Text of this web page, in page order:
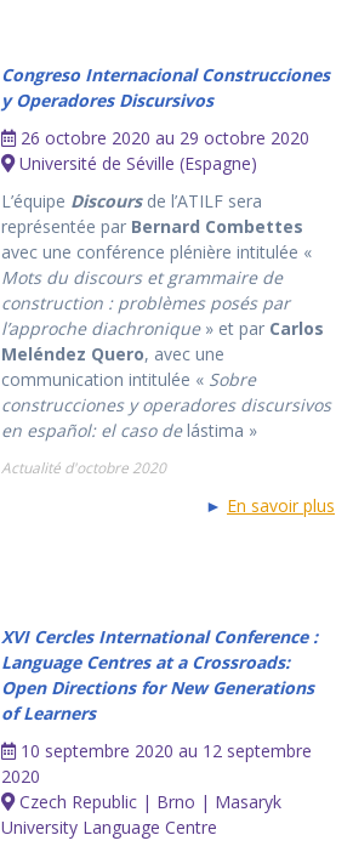
Congreso Internacional Construcciones
y Operadores Discursivos
26 octobre 2020 au 29 octobre 2020
Université de Séville (Espagne)
L’équipe Discoursde l’ATILF sera
représentée par Bernard Combettes
avec une conférence plénière intitulée «
Mots du discours et grammaire de
construction : problèmes posés par
l’approche diachronique» et par Carlos
Meléndez Quero, avec une
communication intitulée « Sobre
construcciones y operadores discursivos
en español: el caso delástima »
Actualité d'octobre 2020
► En savoir plus
XVI Cercles International Conference :
Language Centres at a Crossroads:
Open Directions for New Generations
of Learners
10 septembre 2020 au 12 septembre
2020
Czech Republic | Brno | Masaryk
University Language Centre